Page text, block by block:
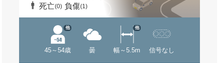
死亡(0) 負傷(1)
45～54歳
他
曇 幅～5.5m
他
信号なし